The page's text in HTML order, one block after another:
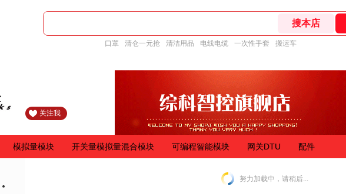
口罩 清仓一元抢 清洁用品 电线电缆 一次性手套 搬运车
关注我
模拟量模块 开关量模拟量混合模块 可编程智能模块 网关DTU 配件
努力加载中，请稍后...